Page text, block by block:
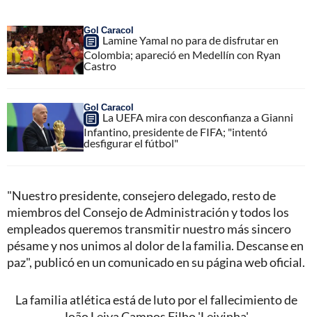
Gol Caracol
Lamine Yamal no para de disfrutar en
Colombia; apareció en Medellín con Ryan
Castro
Gol Caracol
La UEFA mira con desconfianza a Gianni
Infantino, presidente de FIFA; "intentó
desfigurar el fútbol"
"Nuestro presidente, consejero delegado, resto de
miembros del Consejo de Administración y todos los
empleados queremos transmitir nuestro más sincero
pésame y nos unimos al dolor de la familia. Descanse en
paz", publicó en un comunicado en su página web oficial.
La familia atlética está de luto por el fallecimiento de